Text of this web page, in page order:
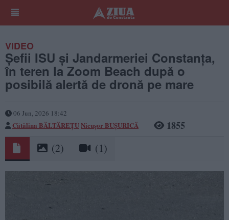
VIDEO
Șefii ISU și Jandarmeriei Constanța,
în teren la Zoom Beach după o
posibilă alertă de dronă pe mare
06 Jun, 2026 18:42
Cătălina BĂLTĂREȚUNicușor BUȘURICĂ 1855
(2) (1)